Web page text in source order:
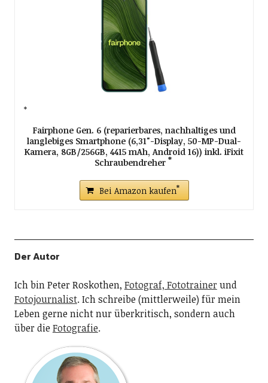
Fairphone Gen. 6 (reparierbares, nachhaltiges und
langlebiges Smartphone (6,31"-Display, 50-MP-Dual-
Kamera, 8GB/256GB, 4415 mAh, Android 16)) inkl. iFixit
Schraubendreher
Bei Amazon kaufen
Der Autor
Ich bin Peter Roskothen, Fotograf, Fototrainer und
Fotojournalist. Ich schreibe (mittlerweile) für mein
Leben gerne nicht nur überkritisch, sondern auch
über dieFotografie.